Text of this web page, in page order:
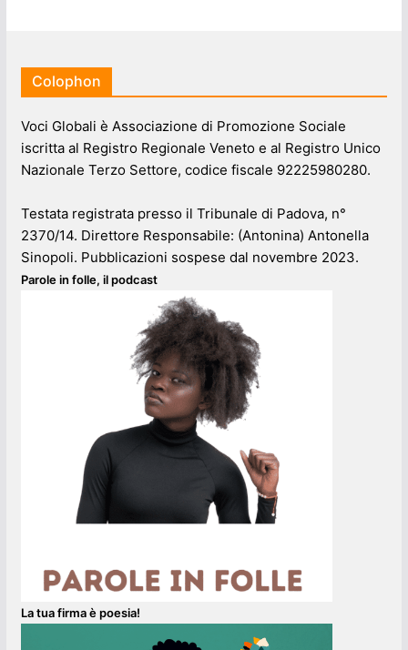
Colophon
Voci Globali è Associazione di Promozione Sociale
iscritta al Registro Regionale Veneto e al Registro Unico
Nazionale Terzo Settore, codice fiscale 92225980280.
Testata registrata presso il Tribunale di Padova, n°
2370/14. Direttore Responsabile: (Antonina) Antonella
Sinopoli. Pubblicazioni sospese dal novembre 2023.
Parole in folle, il podcast
La tua firma è poesia!